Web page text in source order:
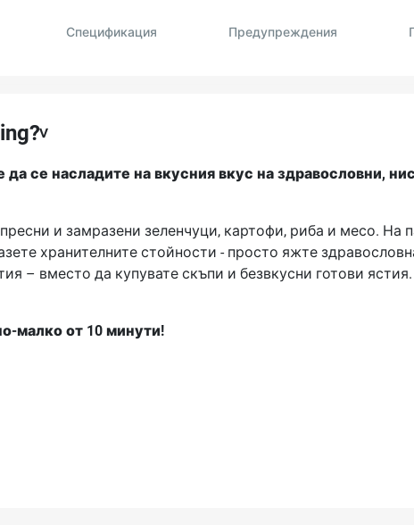
Спецификация Предупреждения
да се насладите на вкусния вкус на здравословни,
и замразени зеленчуци, картофи, риба и месо.
хранителните стойности - просто яжте
– вместо да купувате скъпи и безвкусни готови ястия.
малко от 10 минути!